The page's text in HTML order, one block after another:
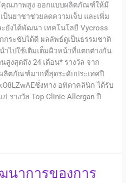
คุณภาพสูง ออกแบบผลิตภัณฑ์ให้มี
ป็นยาชาช่วยลดความเจ็บ และเพิ่ม
งได้พัฒนา เทคโนโลยี Vycross
กระชับได้ดี ผลลัพธ์ดูเป็นธรรมชาติ
ำไปใช้เติมเต็มผิวหน้าที่แตกต่างกัน
งสุดถึง 24 เดือน* รางวัล จาก
ลิตภัณฑ์มากที่สุดระดับประเทศปี
ซึ่งทาง อทิตาคลินิก ได้รับ
รางวัล Top Clinic Allergan ปี
นาการของการ